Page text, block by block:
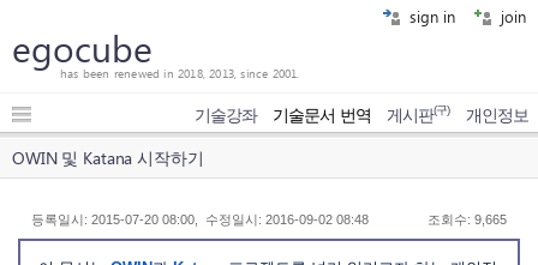
sign in join
egocube
has been renewed in 2018, 2013, since 2001.
기술강좌 기술문서 번역 게시판(구) 개인정보
OWIN 및 Katana 시작하기
등록일시: 2015-07-20 08:00, 수정일시: 2016-09-02 08:48 조회수: 9,665